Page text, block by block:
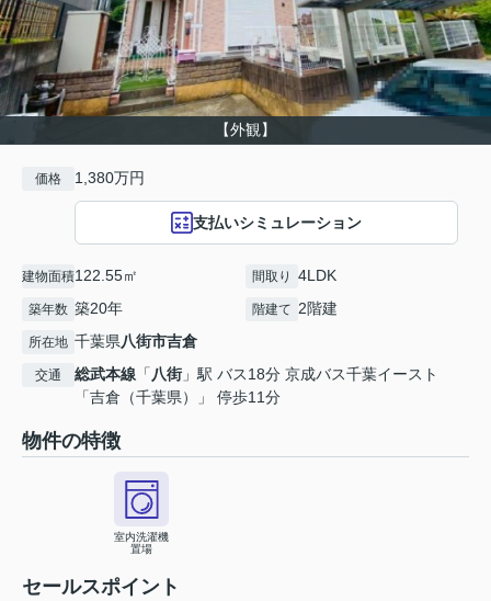
【外観】
価格 1,380万円
支払いシミュレーション
建物面積122.55㎡ 間取り 4LDK
築年数 築20年 階建て 2階建
所在地 千葉県八街市吉倉
交通 総武本線 「八街」駅 バス18分 京成バス千葉イースト
「吉倉（千葉県）」 停歩11分
物件の特徴
室内洗濯機
置場
セールスポイント